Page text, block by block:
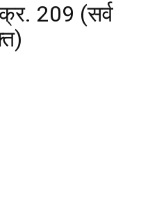
209 (सर्व